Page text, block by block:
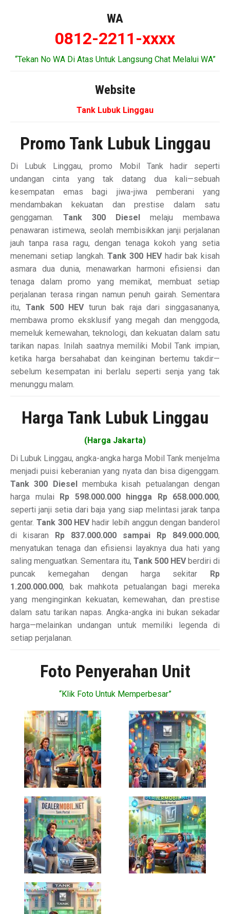
WA
0812-2211-xxxx
“Tekan No WA Di Atas Untuk Langsung Chat Melalui WA”
Website
Tank Lubuk Linggau
Promo Tank Lubuk Linggau
Di Lubuk Linggau, promo Mobil Tank hadir seperti
undangan cinta yang tak datang dua kali—sebuah
kesempatan emas bagi jiwa-jiwa pemberani yang
mendambakan kekuatan dan prestise dalam satu
genggaman. Tank 300 Diesel
melaju membawa
penawaran istimewa, seolah membisikkan janji perjalanan
jauh tanpa rasa ragu, dengan tenaga kokoh yang setia
menemani setiap langkah.Tank 300 HEVhadir bak kisah
asmara dua dunia, menawarkan harmoni efisiensi dan
tenaga dalam promo yang memikat, membuat setiap
perjalanan terasa ringan namun penuh gairah. Sementara
itu, Tank 500 HEVturun bak raja dari singgasananya,
membawa promo eksklusif yang megah dan menggoda,
memeluk kemewahan, teknologi, dan kekuatan dalam satu
tarikan napas. Inilah saatnya memiliki Mobil Tank impian,
ketika harga bersahabat dan keinginan bertemu takdir—
sebelum kesempatan ini berlalu seperti senja yang tak
menunggu malam.
Harga Tank Lubuk Linggau
(Harga Jakarta)
Di Lubuk Linggau, angka-angka harga Mobil Tank menjelma
menjadi puisi keberanian yang nyata dan bisa digenggam.
Tank 300 Diesel
membuka kisah petualangan dengan
harga mulai
Rp 598.000.000 hingga Rp 658.000.000,
seperti janji setia dari baja yang siap melintasi jarak tanpa
gentar. Tank 300 HEVhadir lebih anggun dengan banderol
di kisaran
Rp 837.000.000 sampai Rp 849.000.000,
menyatukan tenaga dan efisiensi layaknya dua hati yang
saling menguatkan. Sementara itu, Tank 500 HEVberdiri di
puncak kemegahan dengan harga sekitar
Rp
1.200.000.000, bak mahkota petualangan bagi mereka
yang menginginkan kekuatan, kemewahan, dan prestise
dalam satu tarikan napas. Angka-angka ini bukan sekadar
harga—melainkan undangan untuk memiliki legenda di
setiap perjalanan.
Foto Penyerahan Unit
“Klik Foto Untuk Memperbesar”